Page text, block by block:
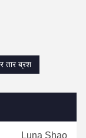
तार ब्रश
Luna Shao